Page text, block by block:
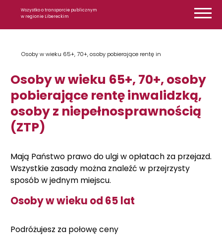
Wszystko o transporcie publicznym
w regionie Libereckim
Osoby w wieku 65+, 70+, osoby pobierające rentę in
Osoby w wieku 65+, 70+, osoby
pobierające rentę inwalidzką,
osoby z niepełnosprawnością
(ZTP)
Mają Państwo prawo do ulgi w opłatach za przejazd.
Wszystkie zasady można znaleźć w przejrzysty
sposób w jednym miejscu.
Osoby w wieku od 65 lat
Podróżujesz za połowę ceny